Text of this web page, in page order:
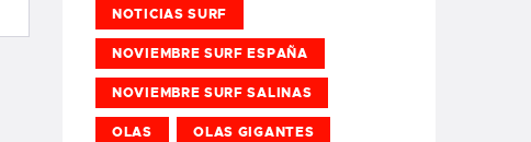
NOTICIAS SURF
NOVIEMBRE SURF ESPAÑA
NOVIEMBRE SURF SALINAS
OLAS OLAS GIGANTES